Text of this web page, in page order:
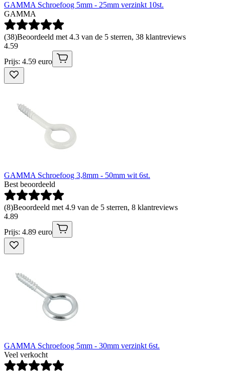
GAMMA Schroefoog 5mm - 25mm verzinkt 10st.
GAMMA
(38)Beoordeeld met 4.3 van de 5 sterren, 38 klantreviews
4.59
Prijs: 4.59 euro
GAMMA Schroefoog 3,8mm - 50mm wit 6st.
Best beoordeeld
(8)Beoordeeld met 4.9 van de 5 sterren, 8 klantreviews
4.89
Prijs: 4.89 euro
GAMMA Schroefoog 5mm - 30mm verzinkt 6st.
Veel verkocht